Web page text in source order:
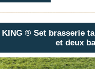
KING ® Set brasserie
et deux